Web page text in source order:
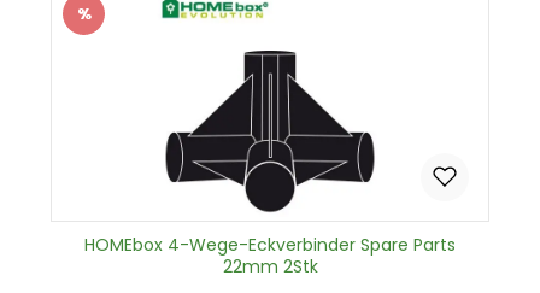
Rabatt
%
HOMEbox 4-Wege-Eckverbinder Spare Parts
22mm 2Stk